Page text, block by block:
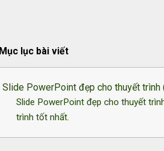
Mục lục bài viết
Slide PowerPoint đẹp cho thuyết trình
Slide PowerPoint đẹp cho thuyết
trình tốt nhất.